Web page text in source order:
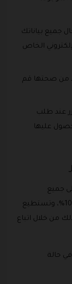
جميع بياناتك
الخاص
من صحتها قم
عند طلب
عليها
جميع
مشترياتك من المتجر بخصومات تبدأ من 10%، وتستطيع
من خلال اتباع
حالة